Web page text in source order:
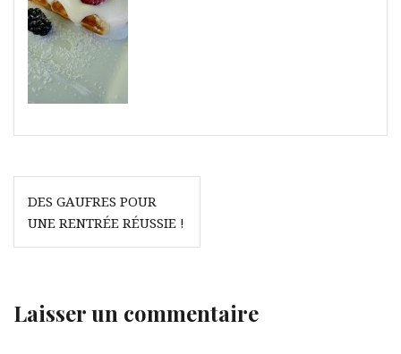
Navigation
de
l’article
DES GAUFRES POUR
UNE RENTRÉE RÉUSSIE !
Laisser un commentaire